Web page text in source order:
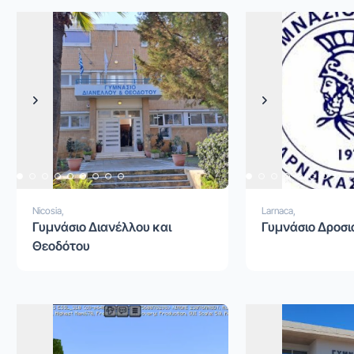
Previous
Next
Nicosia,
Γυμνάσιο Διανέλλου και
Θεοδότου
Previous
Next
Larnaca,
Γυμνάσιο